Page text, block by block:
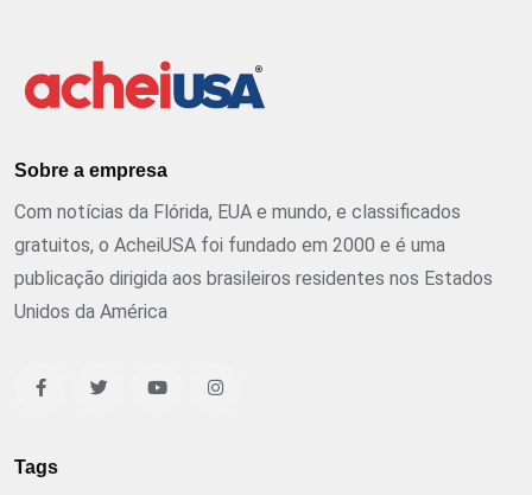
Sobre a empresa
Com notícias da Flórida, EUA e mundo, e classificados
gratuitos, o AcheiUSA foi fundado em 2000 e é uma
publicação dirigida aos brasileiros residentes nos Estados
Unidos da América
Tags